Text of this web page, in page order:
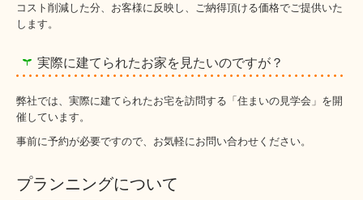
コスト削減した分、お客様に反映し、ご納得頂ける価格でご提供いた
します。
実際に建てられたお家を見たいのですが？
弊社では、実際に建てられたお宅を訪問する「住まいの見学会」を開
催しています。
事前に予約が必要ですので、お気軽にお問い合わせください。
プランニングについて